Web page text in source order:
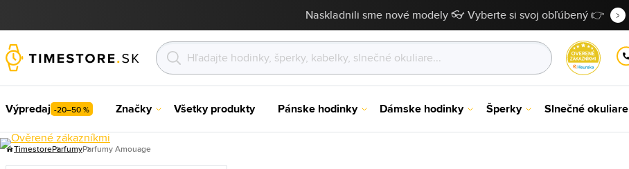
Naskladnili sme nové modely 👓 Vyberte si svoj obľúbený 👉
Výpredaj -20–50 % Značky Všetky produkty Pánske hodinky Dámske hodinky Šperky Slnečné okuliare
TimestoreParfumyParfumy Amouage